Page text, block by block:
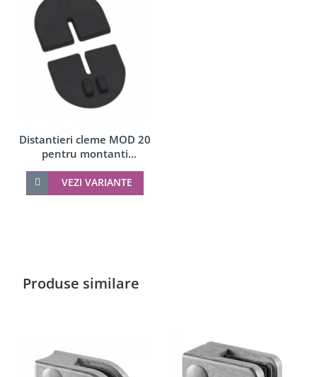
Distantieri cleme MOD 20
pentru montanti
VEZI VARIANTE
Produse similare